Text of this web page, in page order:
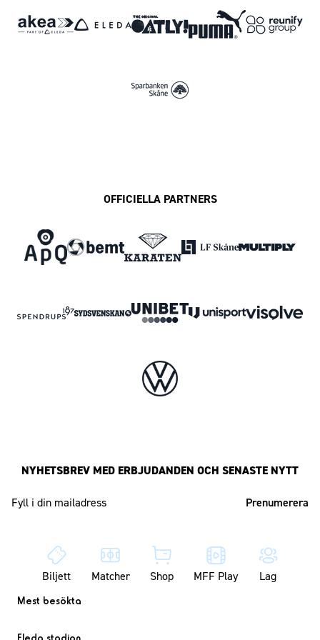
OFFICIELLA PARTNERS
NYHETSBREV MED ERBJUDANDEN OCH SENASTE NYTT
Biljett Matcher Shop MFF Play Lag
Mest besökta